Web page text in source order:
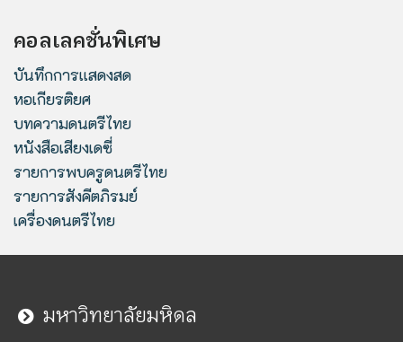
คอลเลคชั่นพิเศษ
บันทึกการแสดงสด
หอเกียรติยศ
บทความดนตรีไทย
หนังสือเสียงเดซี่
รายการพบครูดนตรีไทย
รายการสังคีตภิรมย์
เครื่องดนตรีไทย
มหาวิทยาลัยมหิดล